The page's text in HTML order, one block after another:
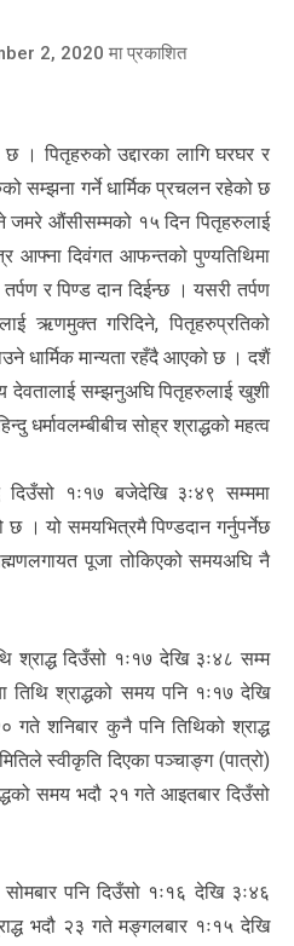
2, 2020 मा प्रकाशित
। पितृहरुको उद्दारका लागि घरघर र
सम्झना गर्ने धार्मिक प्रचलन रहेको छ
जमरे औंसीसम्मको १५ दिन पितृहरुलाई
आफ्ना दिवंगत आफन्तको पुण्यतिथिमा
तर्पण र पिण्ड दान दिईन्छ । यसरी तर्पण
ऋणमुक्त गरिदिने, पितृहरुप्रतिको
धार्मिक मान्यता रहँदै आएको छ । दशैं
देवतालाई सम्झनुअघि पितृहरुलाई खुशी
धर्मावलम्बीबीच सोह्र श्राद्धको महत्व
दिउँसो १ः१७ बजेदेखि ३ः४९ सम्ममा
छ । यो समयभित्रमै पिण्डदान गर्नुपर्नेछ
पूजा तोकिएको समयअघि नै
श्राद्ध दिउँसो १ः१७ देखि ३ः४८ सम्म
श्राद्धको समय पनि १ः१७ देखि
शनिबार कुनै पनि तिथिको श्राद्ध
स्वीकृति दिएका पञ्चाङ्ग (पात्रो)
समय भदौ २१ गते आइतबार दिउँसो
पनि दिउँसो १ः१६ देखि ३ः४६
भदौ २३ गते मङ्गलबार १ः१५ देखि